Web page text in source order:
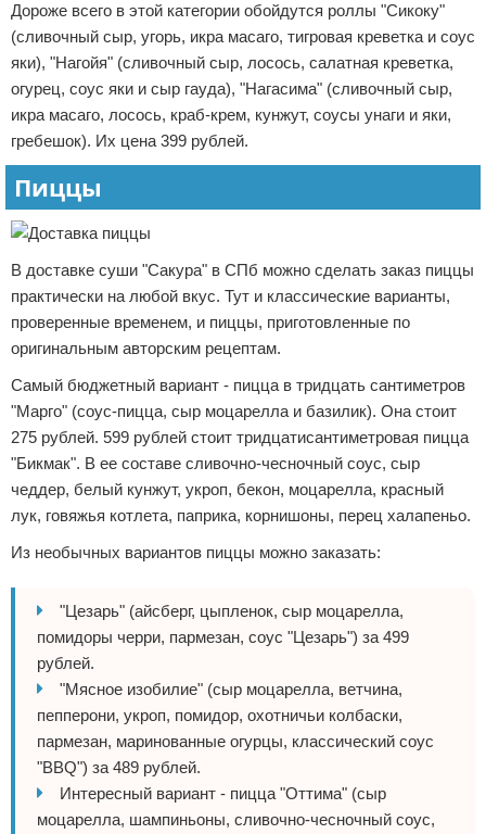
Дороже всего в этой категории обойдутся роллы "Сикоку"
(сливочный сыр, угорь, икра масаго, тигровая креветка и соус
яки), "Нагойя" (сливочный сыр, лосось, салатная креветка,
огурец, соус яки и сыр гауда), "Нагасима" (сливочный сыр,
икра масаго, лосось, краб-крем, кунжут, соусы унаги и яки,
гребешок). Их цена 399 рублей.
Пиццы
В доставке суши "Сакура" в СПб можно сделать заказ пиццы
практически на любой вкус. Тут и классические варианты,
проверенные временем, и пиццы, приготовленные по
оригинальным авторским рецептам.
Самый бюджетный вариант - пицца в тридцать сантиметров
"Марго" (соус-пицца, сыр моцарелла и базилик). Она стоит
275 рублей. 599 рублей стоит тридцатисантиметровая пицца
"Бикмак". В ее составе сливочно-чесночный соус, сыр
чеддер, белый кунжут, укроп, бекон, моцарелла, красный
лук, говяжья котлета, паприка, корнишоны, перец халапеньо.
Из необычных вариантов пиццы можно заказать:
"Цезарь" (айсберг, цыпленок, сыр моцарелла,
помидоры черри, пармезан, соус "Цезарь") за 499
рублей.
"Мясное изобилие" (сыр моцарелла, ветчина,
пепперони, укроп, помидор, охотничьи колбаски,
пармезан, маринованные огурцы, классический соус
"BBQ") за 489 рублей.
Интересный вариант - пицца "Оттима" (сыр
моцарелла, шампиньоны, сливочно-чесночный соус,